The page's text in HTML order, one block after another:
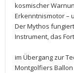
kosmischer
‌Erkenntnismotor –
Der Mythos
Instrument, das
im Übergang zur
Montgolfiers